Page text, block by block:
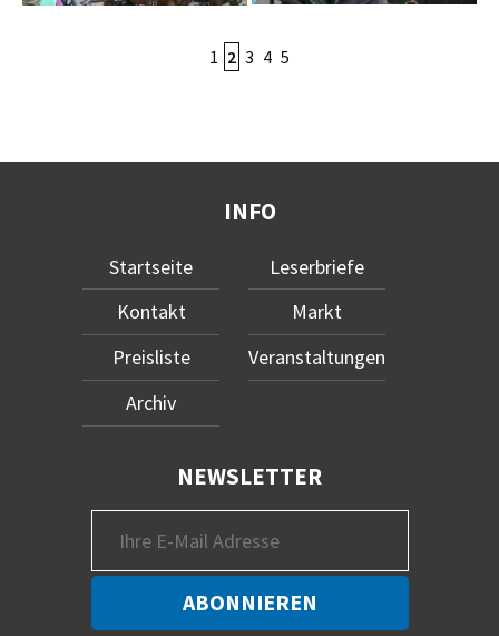
1 2 3 4 5
INFO
Startseite
Kontakt
Preisliste
Archiv
Leserbriefe
Markt
Veranstaltungen
NEWSLETTER